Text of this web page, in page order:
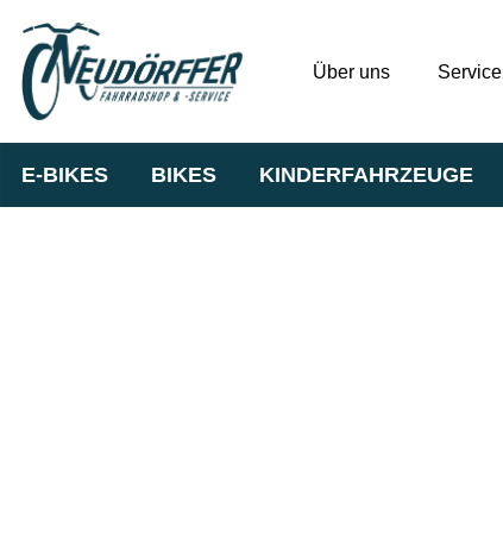
Über uns Service
E-BIKES BIKES KINDERFAHRZEUGE